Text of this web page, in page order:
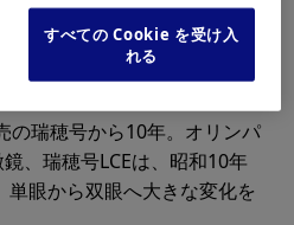
の瑞穂号から10年。オリンパ
、瑞穂号LCEは、昭和10年
単眼から双眼へ大きな変化を
すべての Cookie を受け入
れる